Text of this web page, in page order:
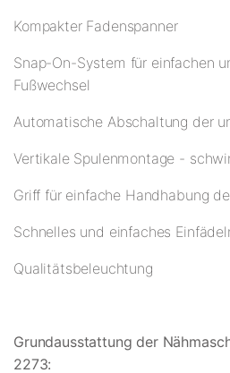
Kompakter Fadenspanner
Snap-On-System für einfachen
Fußwechsel
Automatische Abschaltung der
Vertikale Spulenmontage -
Griff für einfache Handhabung
Schnelles und einfaches
Qualitätsbeleuchtung
Grundausstattung der
2273: